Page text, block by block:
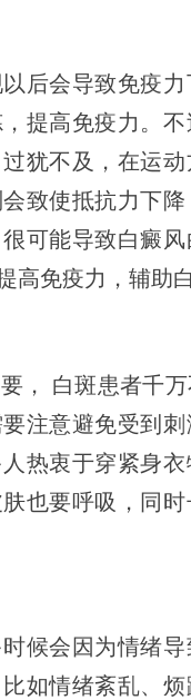
会导致免疫力
提高免疫力。
犹不及，在运
致使抵抗力下
可能导致白癜
高免疫力，辅助
白斑患者千万
注意避免受到
热衷于穿紧身
也要呼吸，同
会因为情绪导
如情绪紊乱、